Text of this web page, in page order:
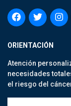
ORIENTACIÓN
Atención
necesidades
el riesgo del